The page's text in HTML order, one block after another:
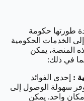
طورتها حكومة
الخدمات الحكومية
المنصة، يمكن
في ذلك:
: إحدى الفوائد
سهولة الوصول إلى
واحد. يمكن